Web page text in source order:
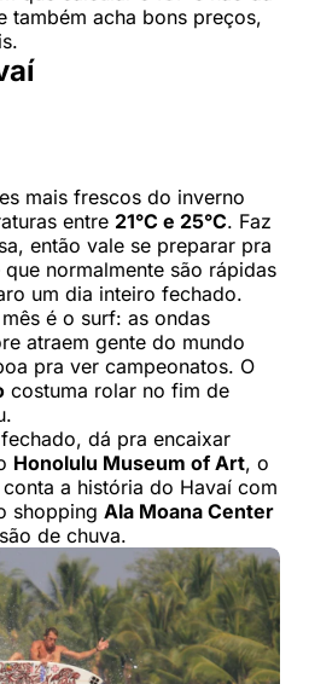
também acha bons preços,
mais frescos do inverno
entre 21°C e 25°C. Faz
então vale se preparar pra
normalmente são rápidas
um dia inteiro fechado.
é o surf: as ondas
atraem gente do mundo
pra ver campeonatos. O
costuma rolar no fim de
dá pra encaixar
Honolulu Museum of Art, o
a história do Havaí com
shopping Ala Moana Center
de chuva.